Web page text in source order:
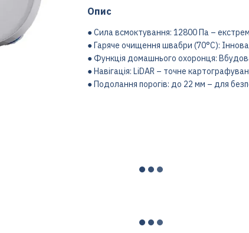
Опис
● Сила всмоктування: 12800 Па –
● Гаряче очищення швабри (70°C):
● Функція домашнього охоронця:
● Навігація: LiDAR – точне
● Подолання порогів: до 22 мм – для